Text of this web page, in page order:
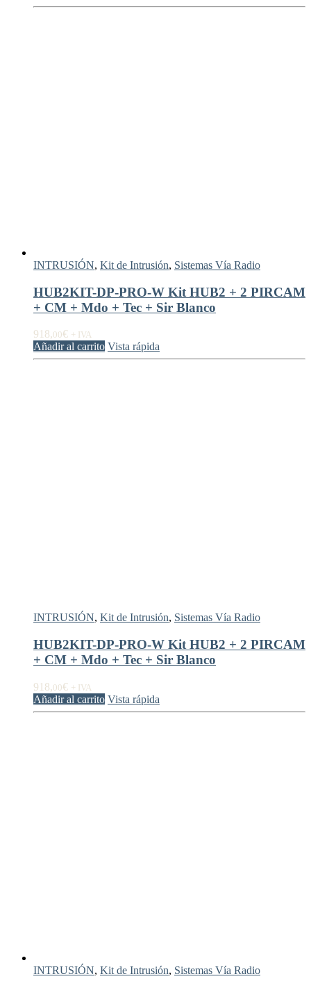
INTRUSIÓN, Kit de Intrusión, Sistemas Vía Radio
HUB2KIT-DP-PRO-W Kit HUB2 + 2 PIRCAM
+ CM + Mdo + Tec + Sir Blanco
918,00€ + IVA
Añadir al carrito Vista rápida
INTRUSIÓN, Kit de Intrusión, Sistemas Vía Radio
HUB2KIT-DP-PRO-W Kit HUB2 + 2 PIRCAM
+ CM + Mdo + Tec + Sir Blanco
918,00€ + IVA
Añadir al carrito Vista rápida
INTRUSIÓN, Kit de Intrusión, Sistemas Vía Radio